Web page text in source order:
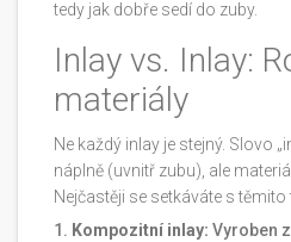
tedy jak dobře sedí do zuby.
Inlay vs. Inlay:
materiály
Ne každý inlay je stejný. Slovo
náplně (uvnitř zubu), ale
Nejčastěji se setkáváte s těmito
Kompozitní inlay: Vyroben